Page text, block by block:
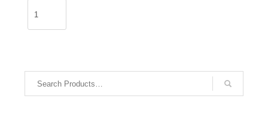
pestañas
GB4706
cantidad